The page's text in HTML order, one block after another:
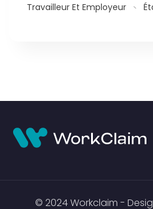
Travailleur Et Employeur
© 2024 Workclaim -